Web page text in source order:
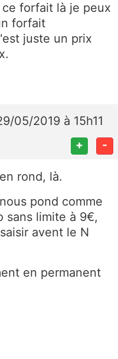
forfait là je peux
forfait
juste un prix
05/2019 à 15h11
+ -
rond, là.
pond comme
sans limite à 9€,
avent le N
en permanent